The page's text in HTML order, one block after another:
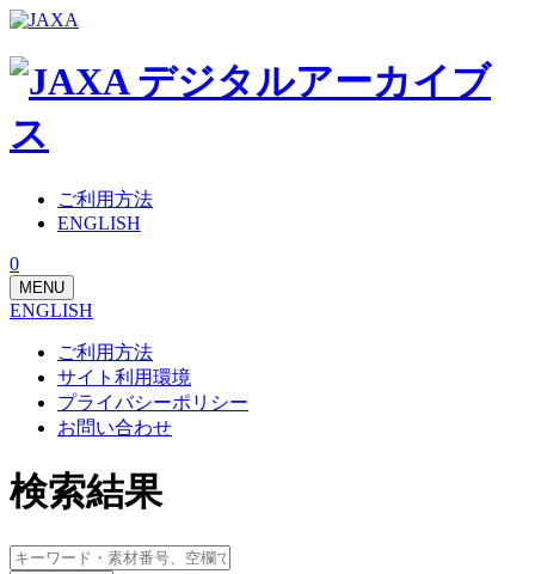
ご利用方法
ENGLISH
0
MENU
ENGLISH
ご利用方法
サイト利用環境
プライバシーポリシー
お問い合わせ
検索結果